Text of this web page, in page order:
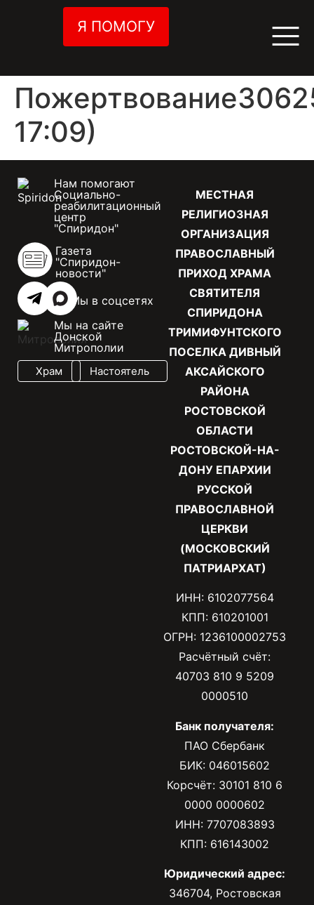
Я ПОМОГУ
17:09)
МЕСТНАЯ
РЕЛИГИОЗНАЯ
ОРГАНИЗАЦИЯ
ПРАВОСЛАВНЫЙ
ПРИХОД ХРАМА
СВЯТИТЕЛЯ
СПИРИДОНА
ТРИМИФУНТСКОГО
ПОСЕЛКА ДИВНЫЙ
АКСАЙСКОГО
РАЙОНА
РОСТОВСКОЙ
ОБЛАСТИ
РОСТОВСКОЙ-НА-
ДОНУ ЕПАРХИИ
РУССКОЙ
ПРАВОСЛАВНОЙ
ЦЕРКВИ
(МОСКОВСКИЙ
ПАТРИАРХАТ)
ИНН: 6102077564
КПП: 610201001
ОГРН: 1236100002753
Расчётный счёт:
40703 810 9 5209
0000510
Банк получателя:
ПАО Сбербанк
БИК: 046015602
Корсчёт: 30101 810 6
0000 0000602
ИНН: 7707083893
КПП: 616143002
Юридический адрес:
346704, Ростовская
Нам помогают
Социально-
реабилитационный
центр
"Спиридон"
Газета
"Спиридон-
новости"
Мы в соцсетях
Мы на сайте
Донской
Митрополии
Храм Настоятель